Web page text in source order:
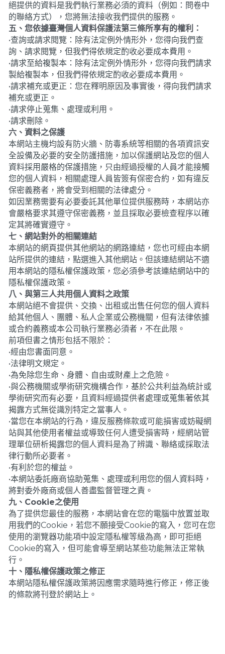
絕提供的資料是我們執行業務必須的資料（例如：問卷中
的聯絡方式），您將無法接收我們提供的服務。
五、您依據臺灣個人資料保護法第三條所享有的權利：
•查詢或請求閱覽：除有法定例外情形外，您得向我們查
詢、請求閱覽，但我們得依規定酌收必要成本費用。
•請求至給複製本：除有法定例外情形外，您得向我們請求
製給複製本，但我們得依規定酌收必要成本費用。
•請求補充或更正：您在釋明原因及事實後，得向我們請求
補充或更正。
•請求停止蒐集、處理或利用。
•請求刪除。
六、資料之保護
本網站主機均設有防火牆、防毒系統等相關的各項資訊安
全設備及必要的安全防護措施，加以保護網站及您的個人
資料採用嚴格的保護措施，只由經過授權的人員才能接觸
您的個人資料，相關處理人員皆簽有保密合約，如有違反
保密義務者，將會受到相關的法律處分。
如因業務需要有必要委託其他單位提供服務時，本網站亦
會嚴格要求其遵守保密義務，並且採取必要檢查程序以確
定其將確實遵守。
七、網站對外的相關連結
本網站的網頁提供其他網站的網路連結，您也可經由本網
站所提供的連結，點選進入其他網站。但該連結網站不適
用本網站的隱私權保護政策，您必須參考該連結網站中的
隱私權保護政策。
八、與第三人共用個人資料之政策
本網站絕不會提供、交換、出租或出售任何您的個人資料
給其他個人、團體、私人企業或公務機關，但有法律依據
或合約義務或本公司執行業務必須者，不在此限。
前項但書之情形包括不限於：
•經由您書面同意。
•法律明文規定。
•為免除您生命、身體、自由或財產上之危險。
•與公務機關或學術研究機構合作，基於公共利益為統計或
學術研究而有必要，且資料經過提供者處理或蒐集著依其
揭露方式無從識別特定之當事人。
•當您在本網站的行為，違反服務條款或可能損害或妨礙網
站與其他使用者權益或導致任何人遭受損害時，經網站管
理單位研析揭露您的個人資料是為了辨識、聯絡或採取法
律行動所必要者。
•有利於您的權益。
•本網站委託廠商協助蒐集、處理或利用您的個人資料時，
將對委外廠商或個人善盡監督管理之責。
九、Cookie之使用
為了提供您最佳的服務，本網站會在您的電腦中放置並取
用我們的Cookie，若您不願接受Cookie的寫入，您可在您
使用的瀏覽器功能項中設定隱私權等級為高，即可拒絕
Cookie的寫入，但可能會導至網站某些功能無法正常執
行。
十、隱私權保護政策之修正
本網站隱私權保護政策將因應需求隨時進行修正，修正後
的條款將刊登於網站上。